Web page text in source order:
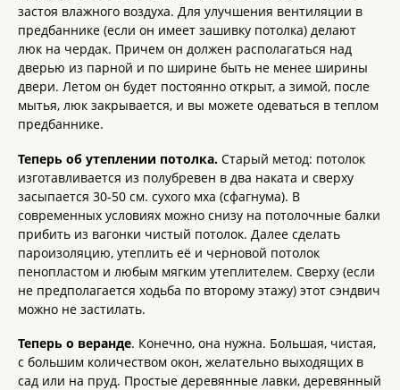
застоя влажного воздуха. Для улучшения вентиляции в
предбаннике (если он имеет зашивку потолка) делают
люк на чердак. Причем он должен располагаться над
дверью из парной и по ширине быть не менее ширины
двери. Летом он будет постоянно открыт, а зимой, после
мытья, люк закрывается, и вы можете одеваться в теплом
предбаннике.
Теперь об утеплении потолка. Старый метод: потолок
изготавливается из полубревен в два наката и сверху
засыпается 30-50 см. сухого мха (сфагнума). В
современных условиях можно снизу на потолочные балки
прибить из вагонки чистый потолок. Далее сделать
пароизоляцию, утеплить её и черновой потолок
пенопластом и любым мягким утеплителем. Сверху (если
не предполагается ходьба по второму этажу) этот сэндвич
можно не застилать.
Теперь о веранде. Конечно, она нужна. Большая, чистая,
с большим количеством окон, желательно выходящих в
сад или на пруд. Простые деревянные лавки, деревянный